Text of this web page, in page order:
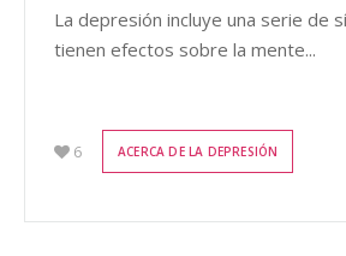
La depresión incluye una serie de
tienen efectos sobre la mente...
6 ACERCA DE LA DEPRESIÓN